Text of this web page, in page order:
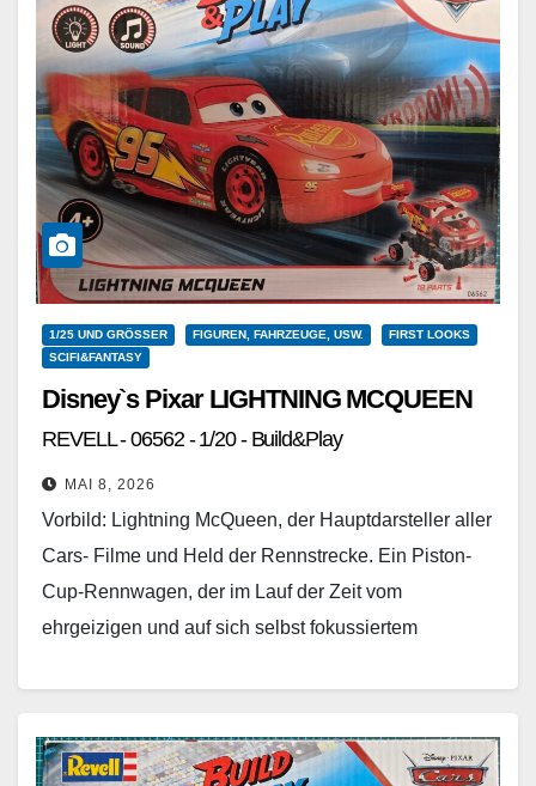
1/25 UND GRÖSSER FIGUREN, FAHRZEUGE, USW.
FIRST LOOKS
SCIFI&FANTASY
Disney`s Pixar LIGHTNING MCQUEEN
REVELL - 06562 - 1/20 - Build&Play
MAI 8, 2026
Vorbild: Lightning McQueen, der Hauptdarsteller aller
Cars- Filme und Held der Rennstrecke. Ein Piston-
Cup-Rennwagen, der im Lauf der Zeit vom
ehrgeizigen und auf sich selbst fokussiertem